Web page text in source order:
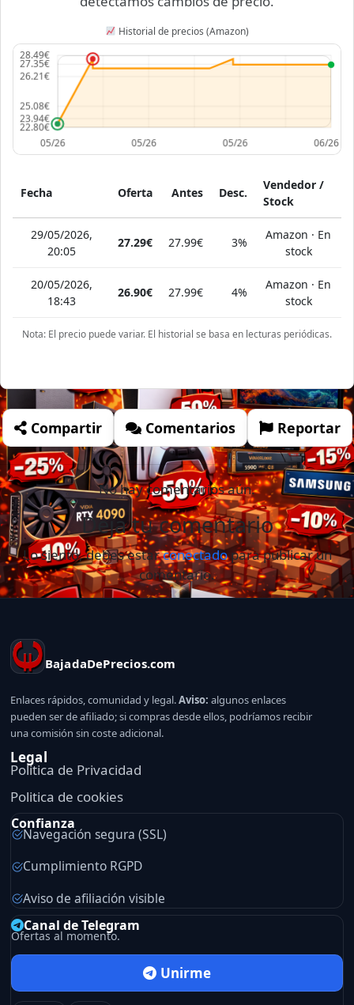
Historial de precios (Amazon)
Fecha Oferta Antes Desc.
Vendedor /
Stock
29/05/2026,
20:05
27.29€ 27.99€ 3%
Amazon · En
stock
20/05/2026,
18:43
26.90€ 27.99€ 4%
Amazon · En
stock
Nota: El precio puede variar. El historial se basa en lecturas periódicas.
Compartir Comentarios Reportar
No hay comentarios aún.
Deja tu comentario
Lo siento, debes estarconectadopara publicar un
comentario.
BajadaDePrecios.com
Enlaces rápidos, comunidad y legal.Aviso: algunos enlaces
pueden ser de afiliado; si compras desde ellos, podríamos recibir
una comisión sin coste adicional.
Legal
Politica de Privacidad
Politica de cookies
Confianza
Navegación segura (SSL)
Cumplimiento RGPD
Aviso de afiliación visible
Canal de Telegram
Ofertas al momento.
Unirme